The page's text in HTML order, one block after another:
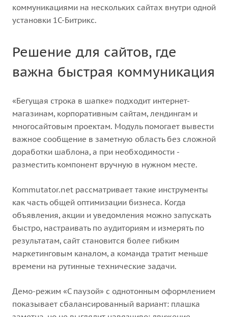
коммуникациями на нескольких сайтах внутри одной
установки 1С-Битрикс.
Решение для сайтов, где
важна быстрая коммуникация
«Бегущая строка в шапке» подходит интернет-
магазинам, корпоративным сайтам, лендингам и
многосайтовым проектам. Модуль помогает вывести
важное сообщение в заметную область без сложной
доработки шаблона, а при необходимости -
разместить компонент вручную в нужном месте.
Kommutator.net рассматривает такие инструменты
как часть общей оптимизации бизнеса. Когда
объявления, акции и уведомления можно запускать
быстро, настраивать по аудиториям и измерять по
результатам, сайт становится более гибким
маркетинговым каналом, а команда тратит меньше
времени на рутинные технические задачи.
Демо-режим «С паузой» с однотонным оформлением
показывает сбалансированный вариант: плашка